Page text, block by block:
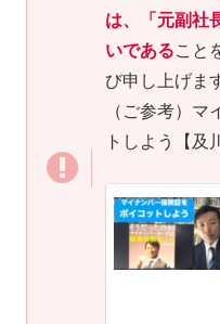
は、「元副社
いであること
び申し上げま
（ご参考）マ
トしよう【及